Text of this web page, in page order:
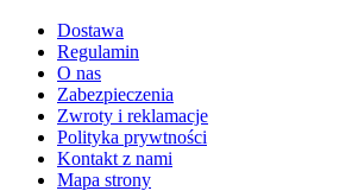
Dostawa
Regulamin
O nas
Zabezpieczenia
Zwroty i reklamacje
Polityka prywtności
Kontakt z nami
Mapa strony